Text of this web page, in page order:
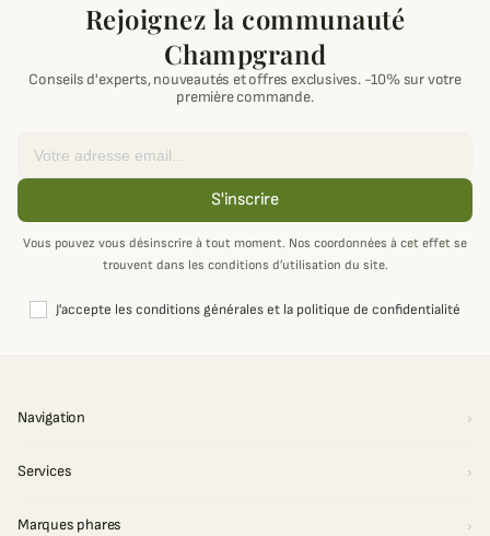
Rejoignez la communauté
Champgrand
Conseils d'experts, nouveautés et offres exclusives. -10% sur votre
première commande.
S'inscrire
Vous pouvez vous désinscrire à tout moment. Nos coordonnées à cet effet se
trouvent dans les conditions d’utilisation du site.
J'accepte les conditions générales et la politique de confidentialité
Navigation
Services
Marques phares